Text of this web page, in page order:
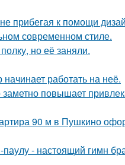
прибегая к помощи
современном стиле.
но её заняли.
работать на неё.
повышает
90 м в Пушкино
- настоящий гимн